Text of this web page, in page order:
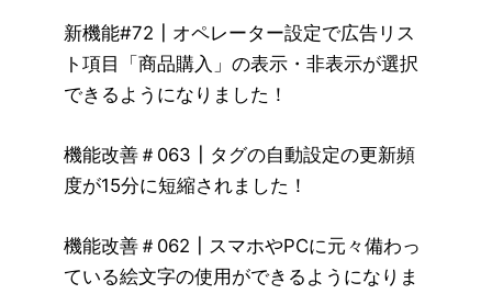
新機能#72┃オペレーター設定で広告リス
ト項目「商品購入」の表示・非表示が選択
できるようになりました！
機能改善＃063┃タグの自動設定の更新頻
度が15分に短縮されました！
機能改善＃062┃スマホやPCに元々備わっ
ている絵文字の使用ができるようになりま